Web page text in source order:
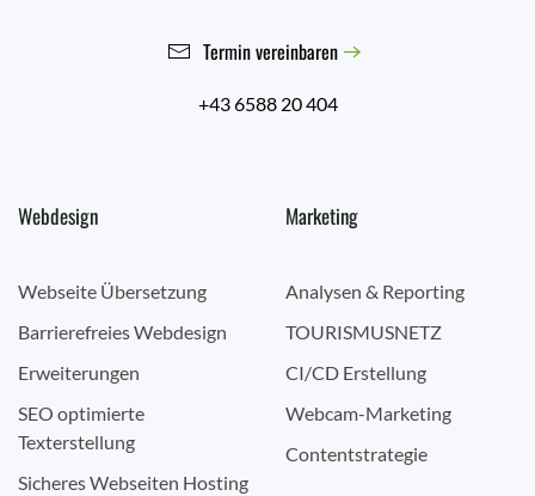
Termin vereinbaren
+43 6588 20 404
Webdesign
Webseite Übersetzung
Barrierefreies Webdesign
Erweiterungen
SEO optimierte
Texterstellung
Sicheres Webseiten Hosting
Marketing
Analysen & Reporting
TOURISMUSNETZ
CI/CD Erstellung
Webcam-Marketing
Contentstrategie